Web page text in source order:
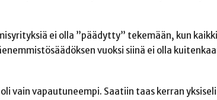
ei olla ”päädytty” tekemään, kun
vuoksi siinä ei olla
vain vapautuneempi. Saatiin taas kerran